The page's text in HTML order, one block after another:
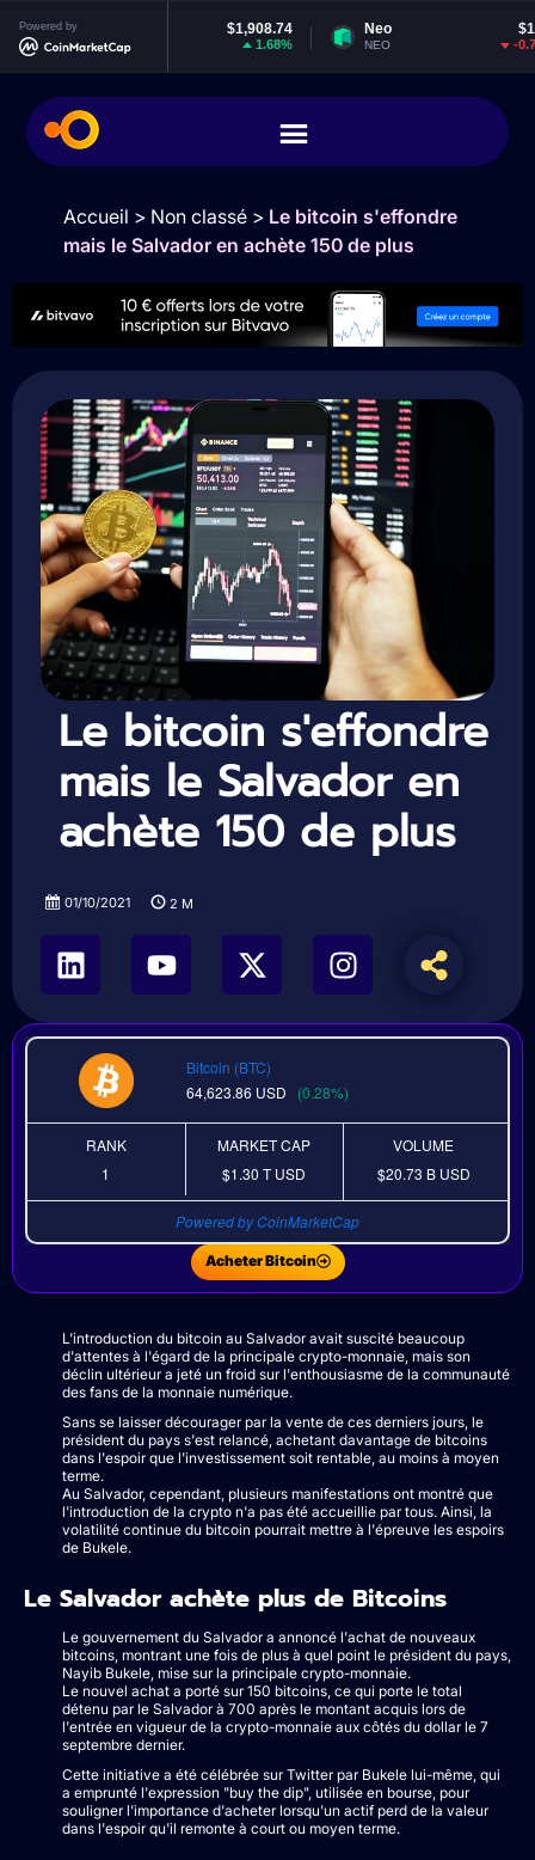
Powered by
Ethereum
ETH
Neo
Accueil > Non classé> Le bitcoin s'effondre
mais le Salvador en achète 150 de plus
Le bitcoin s'effondre
mais le Salvador en
achète 150 de plus
01/10/2021 2 M
Bitcoin (BTC)
64,623.86 USD (0.28%)
RANK
1
MARKET CAP
$1.30 TUSD
VOLUME
$20.73 B USD
Powered by CoinMarketCap
Acheter Bitcoin
L'introduction du bitcoin au Salvador avait suscité beaucoup
d'attentes à l'égard de la principale crypto-monnaie, mais son
déclin ultérieur a jeté un froid sur l'enthousiasme de la communauté
des fans de la monnaie numérique.
Sans se laisser décourager par la vente de ces derniers jours, le
président du pays s'est relancé, achetant davantage de bitcoins
dans l'espoir que l'investissement soit rentable, au moins à moyen
terme.
Au Salvador, cependant, plusieurs manifestations ont montré que
l'introduction de la crypto n'a pas été accueillie par tous. Ainsi, la
volatilité continue du bitcoin pourrait mettre à l'épreuve les espoirs
de Bukele.
Le Salvador achète plus de Bitcoins
Le gouvernement du Salvador a annoncé l'achat de nouveaux
bitcoins, montrant une fois de plus à quel point le président du pays,
Nayib Bukele, mise sur la principale crypto-monnaie.
Le nouvel achat a porté sur 150 bitcoins, ce qui porte le total
détenu par le Salvador à 700 après le montant acquis lors de
l'entrée en vigueur de la crypto-monnaie aux côtés du dollar le 7
septembre dernier.
Cette initiative a été célébrée sur Twitter par Bukele lui-même, qui
a emprunté l'expression "buy the dip", utilisée en bourse, pour
souligner l'importance d'acheter lorsqu'un actif perd de la valeur
dans l'espoir qu'il remonte à court ou moyen terme.